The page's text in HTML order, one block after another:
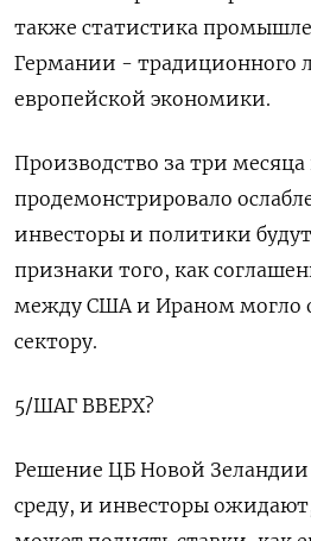
также статистика
Германии - традиционного
европейской экономики.
Производство за три месяца
продемонстрировало
инвесторы и политики
признаки того, как
между США и Ираном могло
⁠сектору.
5/ШАГ ВВЕРХ?
Решение ЦБ Новой Зеландии
среду, и инвесторы